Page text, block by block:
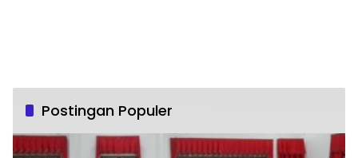
Postingan Populer